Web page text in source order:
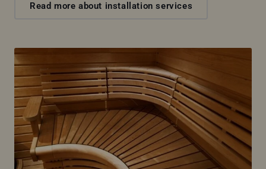
Read more about installation services